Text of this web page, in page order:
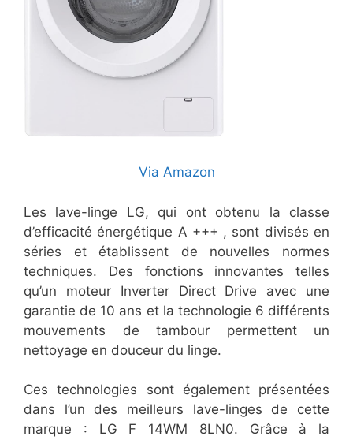
Via Amazon
Les lave-linge LG, qui ont obtenu la classe
d’efficacité énergétique A +++ , sont divisés en
séries et établissent de nouvelles normes
techniques. Des fonctions innovantes telles
qu’un moteur Inverter Direct Drive avec une
garantie de 10 ans et la technologie 6 différents
mouvements de tambour permettent un
nettoyage en douceur du linge.
Ces technologies sont également présentées
dans l’un des meilleurs lave-linges de cette
marque : LG F 14WM 8LN0. Grâce à la